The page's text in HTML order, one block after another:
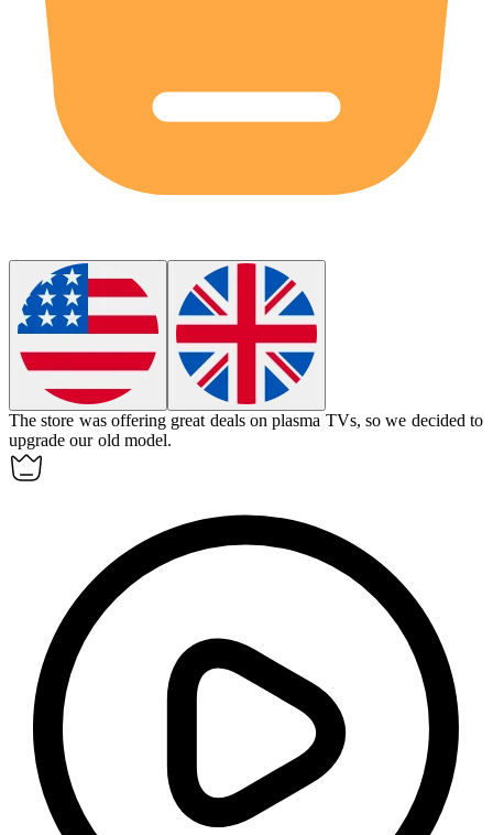
The store was offering great deals on plasma TVs, so we decided to
upgrade our old model.